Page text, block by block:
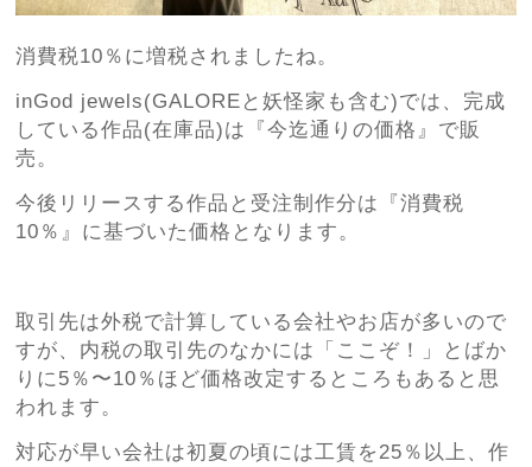
消費税10％に増税されましたね。
inGod jewels(GALOREと妖怪家も含む)では、完成
している作品(在庫品)は『今迄通りの価格』で販
売。
今後リリースする作品と受注制作分は『消費税
10％』に基づいた価格となります。
取引先は外税で計算している会社やお店が多いので
すが、内税の取引先のなかには「ここぞ！」とばか
りに5％〜10％ほど価格改定するところもあると思
われます。
対応が早い会社は初夏の頃には工賃を25％以上、作